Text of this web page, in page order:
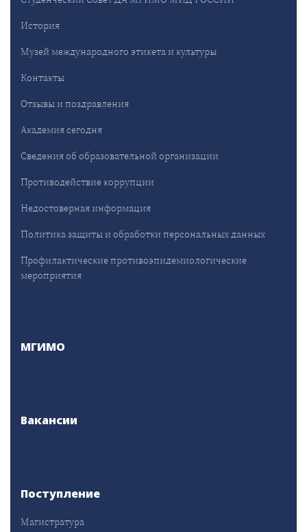
История
Музей международного этикета и культуры
Контакты
Отзывы и поздравления
Академия сегодня
Сведения об образовательной организации
Противодействие коррупции
Недостоверная информация
Политика защиты и обработки персональных данных
Профилактические противоэпидемиологические
мероприятия
МГИМО
Вакансии
Поступление
Магистратура